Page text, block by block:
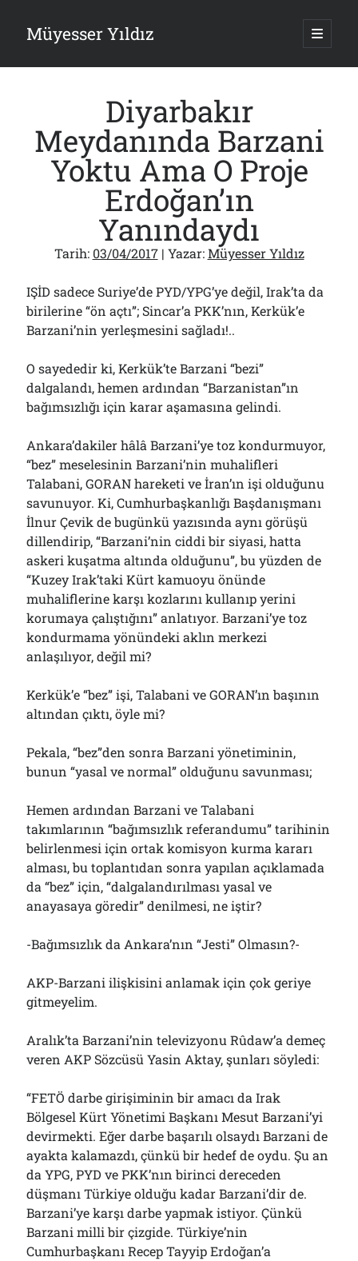
Müyesser Yıldız ana
Yan
Menü
Son Yazılar
Gazi’den Milletvekillerine Kurşun Gibi Sözler!..
Türkiye 2.0’a Gidiş!..
05/08/2026
03/08/2026
Er Gaziler 20 Gün Sonra Gelen MSB Heyetine Böyle İsyan Etti:“Bizi
Teröristlere G……yle Güldürdünüz”
01/08/2026
Çağırdı!..
31/07/2026
Arşivler
Arşivler
Diyarbakır
Meydanında Barzani
Yoktu Ama O Proje
Erdoğan’ın
Yanındaydı
Tarih: 03/04/2017| Yazar:Müyesser Yıldız
IŞİD sadece Suriye’de PYD/YPG’ye değil, Irak’ta da
birilerine “ön açtı”; Sincar’a PKK’nın, Kerkük’e
Barzani’nin yerleşmesini sağladı!..
O sayededir ki, Kerkük’te Barzani “bezi”
dalgalandı, hemen ardından “Barzanistan”ın
bağımsızlığı için karar aşamasına gelindi.
Ankara’dakiler hâlâ Barzani’ye toz kondurmuyor,
“bez” meselesinin Barzani’nin muhalifleri
Talabani, GORAN hareketi ve İran’ın işi olduğunu
savunuyor. Ki, Cumhurbaşkanlığı Başdanışmanı
İlnur Çevik de bugünkü yazısında aynı görüşü
dillendirip, “Barzani’nin ciddi bir siyasi, hatta
askeri kuşatma altında olduğunu”, bu yüzden de
“Kuzey Irak’taki Kürt kamuoyu önünde
muhaliflerine karşı kozlarını kullanıp yerini
korumaya çalıştığını” anlatıyor. Barzani’ye toz
kondurmama yönündeki aklın merkezi
anlaşılıyor, değil mi?
Kerkük’e “bez” işi, Talabani ve GORAN’ın başının
altından çıktı, öyle mi?
Pekala, “bez”den sonra Barzani yönetiminin,
bunun “yasal ve normal” olduğunu savunması;
Hemen ardından Barzani ve Talabani
takımlarının “bağımsızlık referandumu” tarihinin
belirlenmesi için ortak komisyon kurma kararı
alması, bu toplantıdan sonra yapılan açıklamada
da “bez” için, “dalgalandırılması yasal ve
anayasaya göredir” denilmesi, ne iştir?
-Bağımsızlık da Ankara’nın “Jesti” Olmasın?-
AKP-Barzani ilişkisini anlamak için çok geriye
gitmeyelim.
Aralık’ta Barzani’nin televizyonu Rûdaw’a demeç
veren AKP Sözcüsü Yasin Aktay, şunları söyledi:
“FETÖ darbe girişiminin bir amacı da Irak
Bölgesel Kürt Yönetimi Başkanı Mesut Barzani’yi
devirmekti. Eğer darbe başarılı olsaydı Barzani de
ayakta kalamazdı, çünkü bir hedef de oydu. Şu an
da YPG, PYD ve PKK’nın birinci dereceden
düşmanı Türkiye olduğu kadar Barzani’dir de.
Barzani’ye karşı darbe yapmak istiyor. Çünkü
Barzani milli bir çizgide. Türkiye’nin
Cumhurbaşkanı Recep Tayyip Erdoğan’a